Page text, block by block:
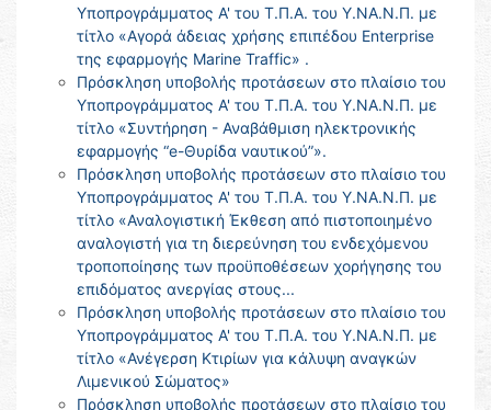
Υποπρογράμματος Α' του Τ.Π.Α. του Υ.ΝΑ.Ν.Π. με
τίτλο «Αγορά άδειας χρήσης επιπέδου Enterprise
της εφαρμογής Marine Traffic» .
Πρόσκληση υποβολής προτάσεων στο πλαίσιο του
Υποπρογράμματος Α' του Τ.Π.Α. του Υ.ΝΑ.Ν.Π. με
τίτλο «Συντήρηση - Αναβάθμιση ηλεκτρονικής
εφαρμογής “e-Θυρίδα ναυτικού”».
Πρόσκληση υποβολής προτάσεων στο πλαίσιο του
Υποπρογράμματος Α' του Τ.Π.Α. του Υ.ΝΑ.Ν.Π. με
τίτλο «Αναλογιστική Έκθεση από πιστοποιημένο
αναλογιστή για τη διερεύνηση του ενδεχόμενου
τροποποίησης των προϋποθέσεων χορήγησης του
επιδόματος ανεργίας στους...
Πρόσκληση υποβολής προτάσεων στο πλαίσιο του
Υποπρογράμματος Α' του Τ.Π.Α. του Υ.ΝΑ.Ν.Π. με
τίτλο «Ανέγερση Κτιρίων για κάλυψη αναγκών
Λιμενικού Σώματος»
Πρόσκληση υποβολής προτάσεων στο πλαίσιο του